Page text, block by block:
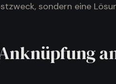
sondern eine